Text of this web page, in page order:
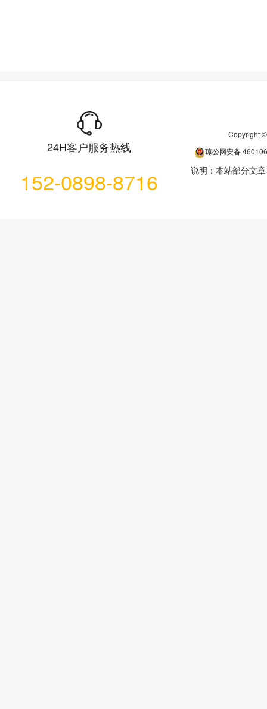
24H客户服务热线
152-0898-8716
Copyright
琼公网安备
说明：本站部分文